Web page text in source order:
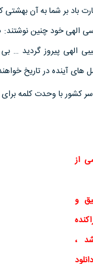
باد بر شما به آن
الهی خود چنین نوشتند:
الهی پیروز گردید
های آینده در تاریخ
کشور با وحدت کلمه برای
از
و
،
دانلود